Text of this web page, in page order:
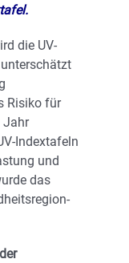
die UV-
Risiko für
Jahr
Indextafeln
und
das